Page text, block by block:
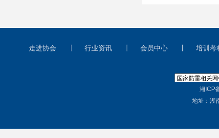
走进协会 行业资讯 会员中心 培训考
湘ICP
地址：湖